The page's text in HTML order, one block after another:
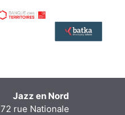
Jazz en Nord
72 rue Nationale